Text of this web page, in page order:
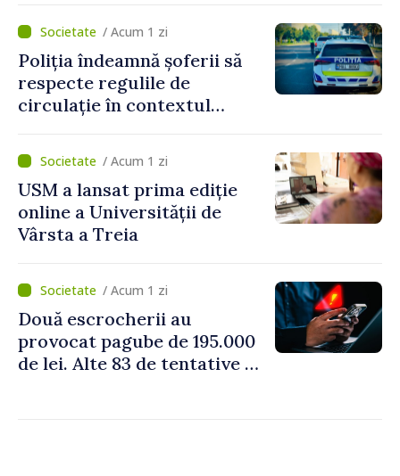
/ Acum 1 zi
Poliția îndeamnă șoferii să
respecte regulile de
circulație în contextul
perioada concediilor
/ Acum 1 zi
USM a lansat prima ediție
online a Universității de
Vârsta a Treia
/ Acum 1 zi
Două escrocherii au
provocat pagube de 195.000
de lei. Alte 83 de tentative au